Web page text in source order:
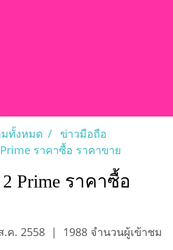
ทั้งหมด
ข่าวมือถือ
ราคาซื้อ ราคาขาย
2 Prime ราคาซื้อ
.ค. 2558 |
1988 จำนวนผู้เข้าชม